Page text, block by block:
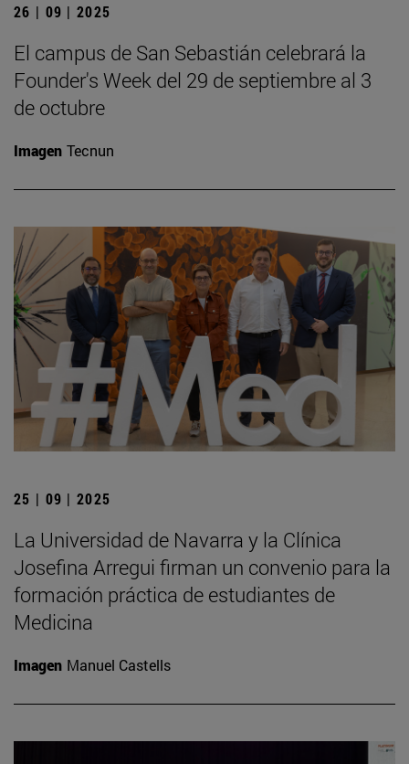
26 | 09 | 2025
El campus de San Sebastián celebrará la
Founder's Week del 29 de septiembre al 3
de octubre
Imagen Tecnun
25 | 09 | 2025
La Universidad de Navarra y la Clínica
Josefina Arregui firman un convenio para la
formación práctica de estudiantes de
Medicina
Imagen Manuel Castells